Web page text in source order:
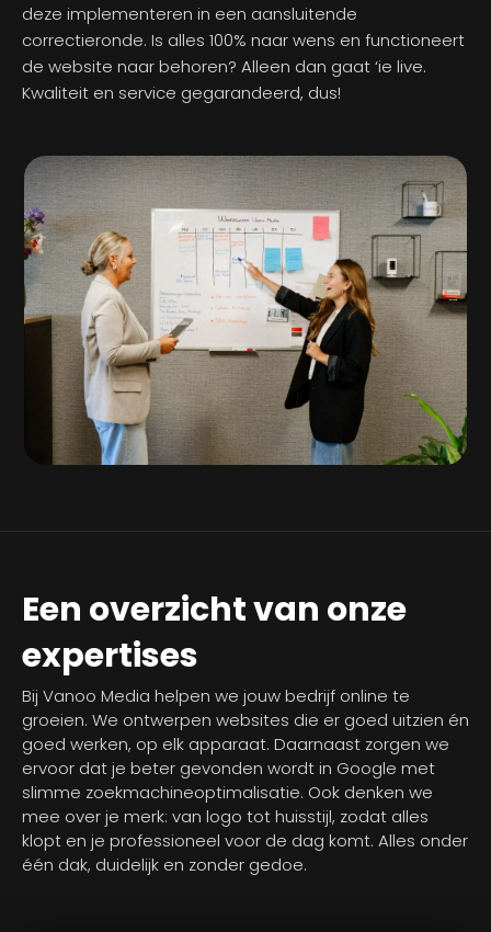
deze implementeren in een aansluitende
correctieronde. Is alles 100% naar wens en functioneert
de website naar behoren? Alleen dan gaat ‘ie live.
Kwaliteit en service gegarandeerd, dus!
Een overzicht van onze
expertises
Bij Vanoo Media helpen we jouw bedrijf online te
groeien. We ontwerpen websites die er goed uitzien én
goed werken, op elk apparaat. Daarnaast zorgen we
ervoor dat je beter gevonden wordt in Google met
slimme zoekmachineoptimalisatie. Ook denken we
mee over je merk: van logo tot huisstijl, zodat alles
klopt en je professioneel voor de dag komt. Alles onder
één dak, duidelijk en zonder gedoe.